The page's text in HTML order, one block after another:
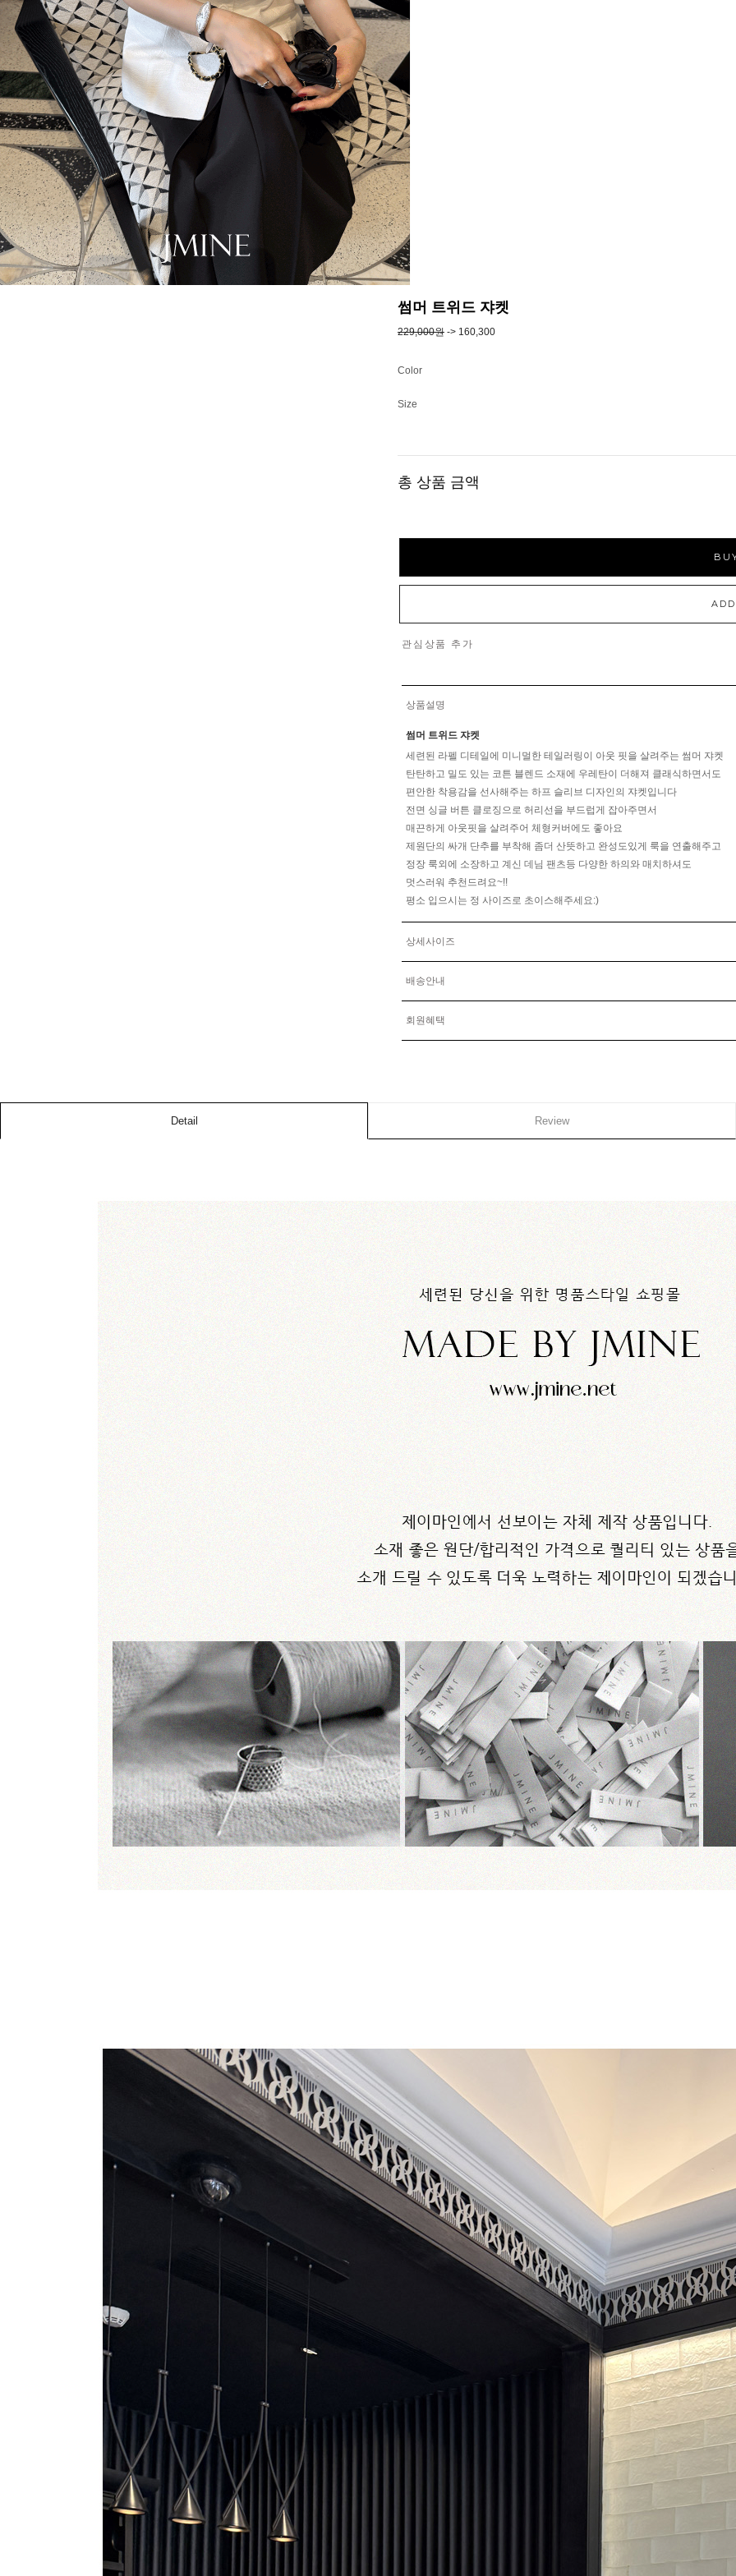
썸머 트위드 쟈켓
229,000원 -> 160,300
Color
Size
총 상품 금액
관심상품 추가
상품설명
썸머 트위드 쟈켓
세련된 라펠 디테일에 미니멀한 테일러링이 아웃 핏을 살려주는 썸머 쟈켓
탄탄하고 밀도 있는 코튼 블렌드 소재에 우레탄이 더해져 클래식하면서도
편안한 착용감을 선사해주는 하프 슬리브 디자인의 쟈켓입니다
전면 싱글 버튼 클로징으로 허리선을 부드럽게 잡아주면서
매끈하게 아웃핏을 살려주어 체형커버에도 좋아요
제원단의 싸개 단추를 부착해 좀더 산뜻하고 완성도있게 룩을 연출해주고
정장 룩외에 소장하고 계신 데님 팬츠등 다양한 하의와 매치하셔도
멋스러워 추천드려요~!!
평소 입으시는 정 사이즈로 초이스해주세요:)
상세사이즈
배송안내
회원혜택
Detail Review